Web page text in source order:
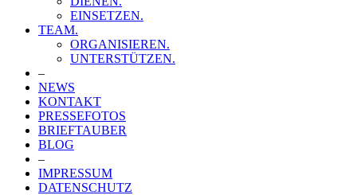
EINSETZEN.
TEAM.
ORGANISIEREN.
UNTERSTÜTZEN.
–
NEWS
KONTAKT
PRESSEFOTOS
BRIEFTAUBER
BLOG
–
IMPRESSUM
DATENSCHUTZ